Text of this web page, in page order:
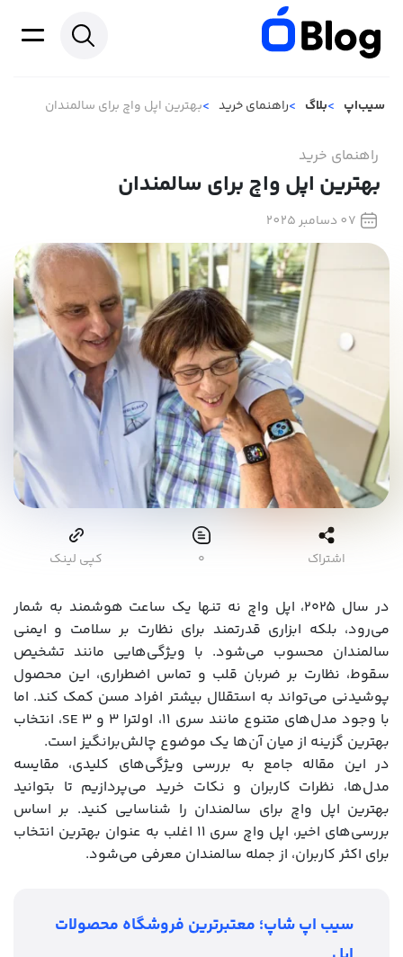
سیب‌اپ بلاگ راهنمای خرید بهترین اپل واچ برای سالمندان
راهنمای خرید
بهترین اپل واچ برای سالمندان
07 دسامبر 2025
اشتراک ۰ کپی لینک
در سال ۲۰۲۵، اپل واچ نه تنها یک ساعت هوشمند به شمار
می‌رود، بلکه ابزاری قدرتمند برای نظارت بر سلامت و ایمنی
سالمندان محسوب می‌شود. با ویژگی‌هایی مانند تشخیص
سقوط، نظارت بر ضربان قلب و تماس اضطراری، این محصول
پوشیدنی می‌تواند به استقلال بیشتر افراد مسن کمک کند. اما
با وجود مدل‌های متنوع مانند سری 11، اولترا 3 و SE 3، انتخاب
بهترین گزینه از میان آن‌ها یک موضوع چالش‌برانگیز است.
در این مقاله جامع به بررسی ویژگی‌های کلیدی، مقایسه
مدل‌ها، نظرات کاربران و نکات خرید می‌پردازیم تا بتوانید
بهترین اپل واچ برای سالمندان را شناسایی کنید. بر اساس
بررسی‌های اخیر، اپل واچ سری 11 اغلب به عنوان بهترین انتخاب
برای اکثر کاربران، از جمله سالمندان معرفی می‌شود.
سیب اپ شاپ؛ معتبرترین فروشگاه محصولات